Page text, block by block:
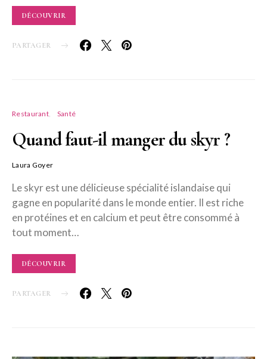
DÉCOUVRIR
PARTAGER
Restaurant Santé
Quand faut-il manger du skyr ?
Laura Goyer
Le skyr est une délicieuse spécialité islandaise qui
gagne en popularité dans le monde entier. Il est riche
en protéines et en calcium et peut être consommé à
tout moment…
DÉCOUVRIR
PARTAGER